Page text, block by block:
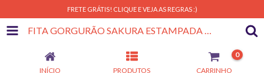
FRETE GRÁTIS! CLIQUE E VEJA AS REGRAS :)
FITA GORGURÃO SAKURA ESTAMPADA ESCOLAR LÁPIS COLORIDOS (38MM) - 3 METROS
INÍCIO PRODUTOS CARRINHO
0